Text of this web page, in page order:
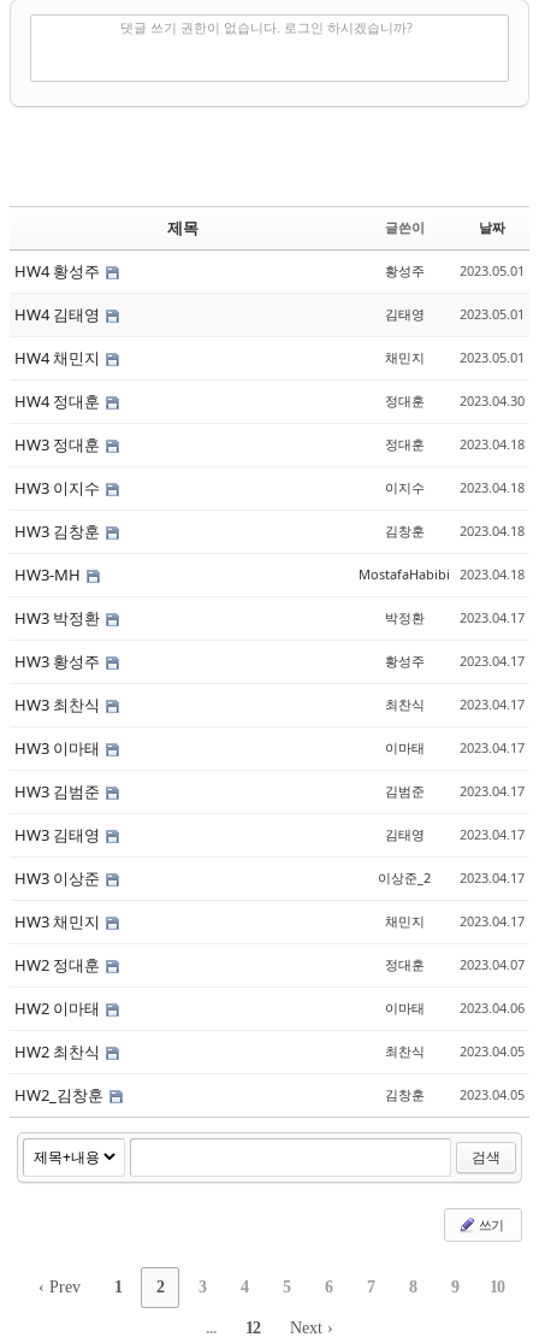
댓글 쓰기 권한이 없습니다. 로그인 하시겠습니까?
제목 글쓴이 날짜
HW4 황성주 황성주 2023.05.01
HW4 김태영 김태영 2023.05.01
HW4 채민지 채민지 2023.05.01
HW4 정대훈 정대훈 2023.04.30
HW3 정대훈 정대훈 2023.04.18
HW3 이지수 이지수 2023.04.18
HW3 김창훈 김창훈 2023.04.18
HW3-MH MostafaHabibi 2023.04.18
HW3 박정환 박정환 2023.04.17
HW3 황성주 황성주 2023.04.17
HW3 최찬식 최찬식 2023.04.17
HW3 이마태 이마태 2023.04.17
HW3 김범준 김범준 2023.04.17
HW3 김태영 김태영 2023.04.17
HW3 이상준 이상준_2 2023.04.17
HW3 채민지 채민지 2023.04.17
HW2 정대훈 정대훈 2023.04.07
HW2 이마태 이마태 2023.04.06
HW2 최찬식 최찬식 2023.04.05
HW2_김창훈 김창훈 2023.04.05
검색
쓰기
‹ Prev 1 2 3 4 5 6 7 8 9 10
... 12 Next ›